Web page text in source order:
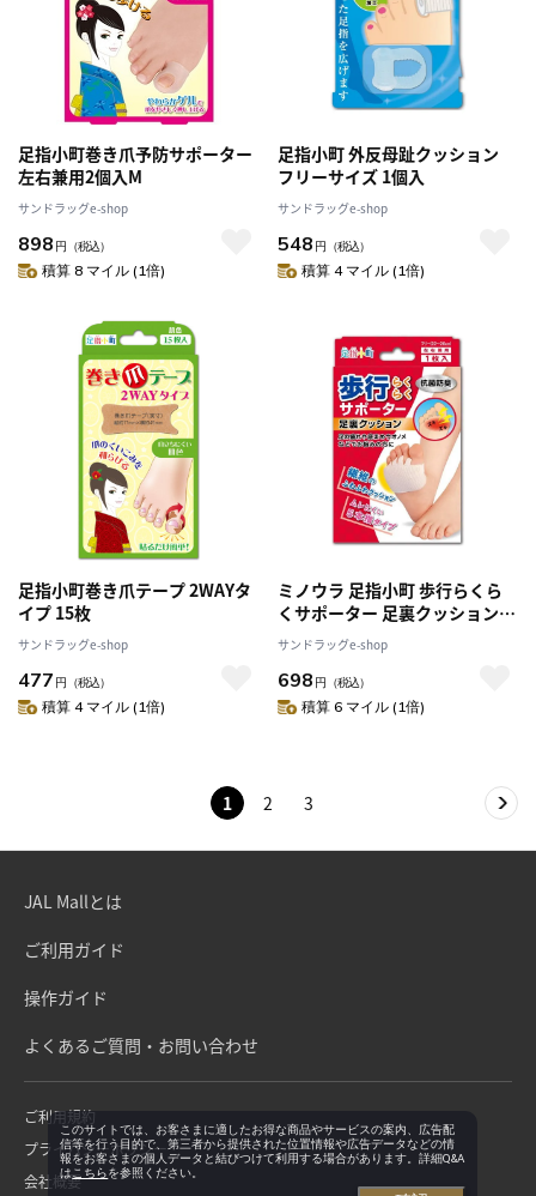
足指小町巻き爪予防サポーター
左右兼用2個入M
サンドラッグe-shop
898 円 （税込）
積算 8 マイル (1倍)
足指小町 外反母趾クッション
フリーサイズ 1個入
サンドラッグe-shop
548 円 （税込）
積算 4 マイル (1倍)
足指小町巻き爪テープ 2WAYタ
イプ 15枚
サンドラッグe-shop
477 円 （税込）
積算 4 マイル (1倍)
ミノウラ 足指小町 歩行らくら
くサポーター 足裏クッション
左右兼用 1枚入
サンドラッグe-shop
698 円 （税込）
積算 6 マイル (1倍)
1 2 3
JAL Mallとは
ご利用ガイド
操作ガイド
よくあるご質問・お問い合わせ
ご利用規約
プライバシーポリシー
会社概要
このサイトでは、お客さまに適したお得な商品やサービスの案内、広告配
信等を行う目的で、第三者から提供された位置情報や広告データなどの情
報をお客さまの個人データと結びつけて利用する場合があります。詳細Q&A
はこちらを参照ください。